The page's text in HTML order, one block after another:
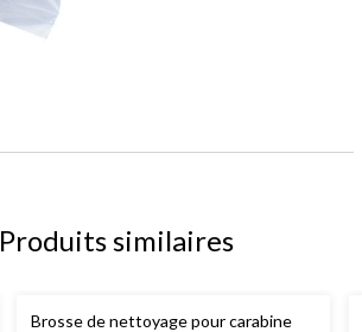
Produits similaires
Brosse de nettoyage pour carabine